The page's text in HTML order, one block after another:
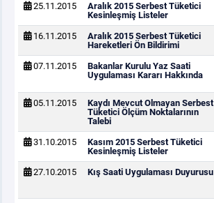
25.11.2015
Aralık 2015 Serbest Tüketici
Kesinleşmiş Listeler
16.11.2015
Aralık 2015 Serbest Tüketici
Hareketleri Ön Bildirimi
07.11.2015
Bakanlar Kurulu Yaz Saati
Uygulaması Kararı Hakkında
05.11.2015
Kaydı Mevcut Olmayan Serbest
Tüketici Ölçüm Noktalarının
Talebi
31.10.2015
Kasım 2015 Serbest Tüketici
Kesinleşmiş Listeler
27.10.2015 Kış Saati Uygulaması Duyurusu